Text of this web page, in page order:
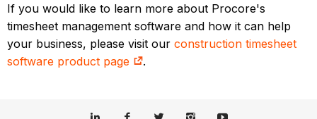
If you would like to learn more about Procore's
timesheet management software and how it can help
your business, please visit ourconstruction timesheet
software product page
.